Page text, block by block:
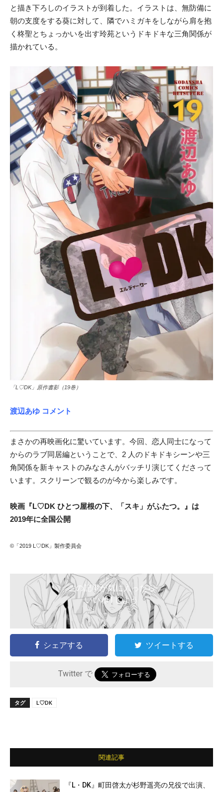
と描き下ろしのイラストが到着した。イラストは、無防備に
朝の支度をする葵に対して、隣でハミガキをしながら肩を抱
く柊聖とちょっかいを出す玲苑というドキドキな三角関係が
描かれている。
「L♡DK」原作書影（19巻）
渡辺あゆ コメント
まさかの再映画化に驚いています。今回、恋人同士になって
からのラブ同居編ということで、2 人のドキドキシーンや三
角関係を新キャストのみなさんがバッチリ演じてくださって
います。スクリーンで観るのが今から楽しみです。
映画『L♡DK ひとつ屋根の下、「スキ」がふたつ。』は
2019年に全国公開
©「2019 L♡DK」製作委員会
この記事が気に入ったら
いいね ! しよう
シェアする ツイートする
Twitter で
タグ L♡DK
関連記事
『L・DK』町田啓太が杉野遥亮の兄役で出演、